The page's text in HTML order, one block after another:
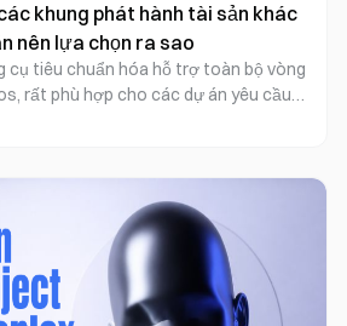
khung phát hành tài sản khác
nên lựa chọn ra sao
cụ tiêu chuẩn hóa hỗ trợ toàn bộ vòng
rất phù hợp cho các dự án yêu cầu
mô hình phân quyền và plugin có khả
hoặc các Token estándar cụ thể.
sử dụng một khung duy nhất hay kết
án cần đánh giá loại tài sản, tần suất
của đội vận hành và mục tiêu khả
thái trong tương lai.